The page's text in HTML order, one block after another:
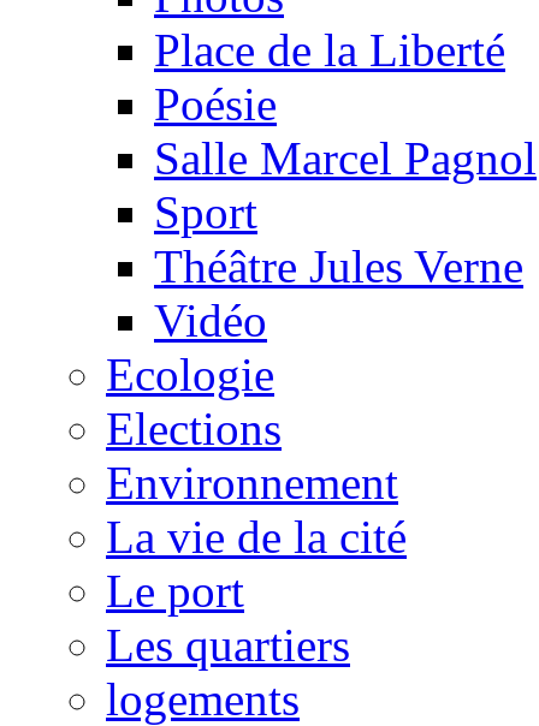
Place de la Liberté
Poésie
Salle Marcel Pagnol
Sport
Théâtre Jules Verne
Vidéo
Ecologie
Elections
Environnement
La vie de la cité
Le port
Les quartiers
logements